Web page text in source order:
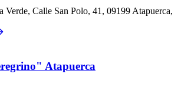
Verde, Calle San Polo, 41, 09199 Atapuerca,
Atapuerca